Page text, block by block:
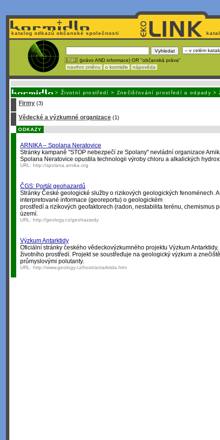
katalog odkazů občanské společnosti
! TIP : (právo AND informace) OR "občanská práva"
navrhni změnu
o kormidle nápověda
> Životní prostředí > Znečišťování prostředí a odpady >
Firmy (3)
Vědecké a výzkumné organizace (1)
ODKAZY
ARNIKA – Spolana Neratovice
Stránky kampaně "STOP nebezpečí ze Spolany" nevládní organizace
Spolana Neratovice opustila technologii výroby chloru a alkalických
URL: http://spolana.arnika.org
ČGS: Portál geohazardů
Stránky České geologické služby o rizikových geologických fenoménech.
interpretované informace (georeportu) o geologickém
prostředí a rizikových geofaktorech (radon, nestabilita terénu, chemismus
území.
URL: http://geology.cz/geohazardy
Výzkum Antarktidy
Oficiální stránky českého vědeckovýzkumného projektu Výzkum
životního prostředí. Projekt se soustřeďuje na geologický výzkum a
průmyslovými polutanty.
URL: http://www.geology.cz/host/antarktida.htm